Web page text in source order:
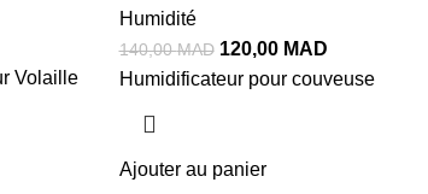
Volaille
Humidité
140,00MAD 120,00 MAD
Humidificateur pour couveuse
Ajouter au panier